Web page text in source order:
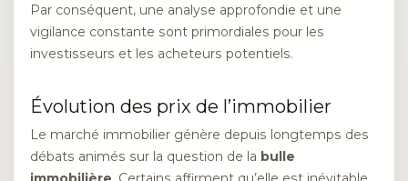
Par conséquent, une analyse approfondie et une
vigilance constante sont primordiales pour les
investisseurs et les acheteurs potentiels.
Évolution des prix de l’immobilier
Le marché immobilier génère depuis longtemps des
débats animés sur la question de la bulle